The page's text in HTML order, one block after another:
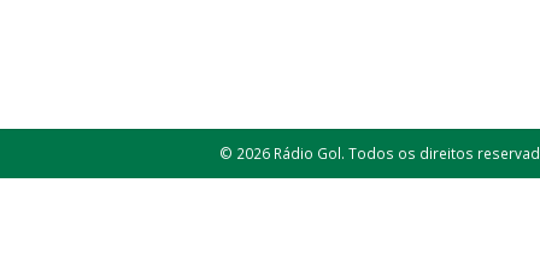
© 2026 Rádio Gol. Todos os direitos